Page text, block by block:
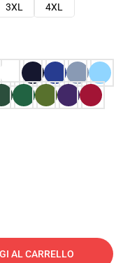
3XL
4XL
AL CARRELLO